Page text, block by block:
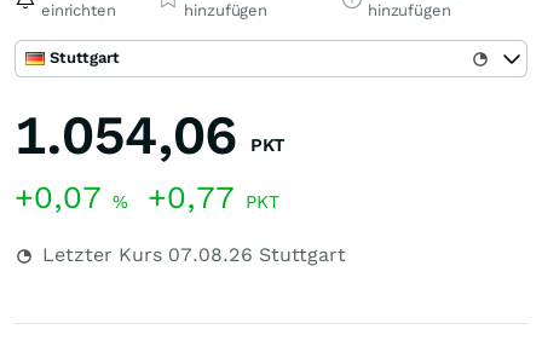
einrichten
hinzufügen
hinzufügen
Stuttgart
1.054,06 PKT
+0,07 % +0,77 PKT
Letzter Kurs 07.08.26 Stuttgart